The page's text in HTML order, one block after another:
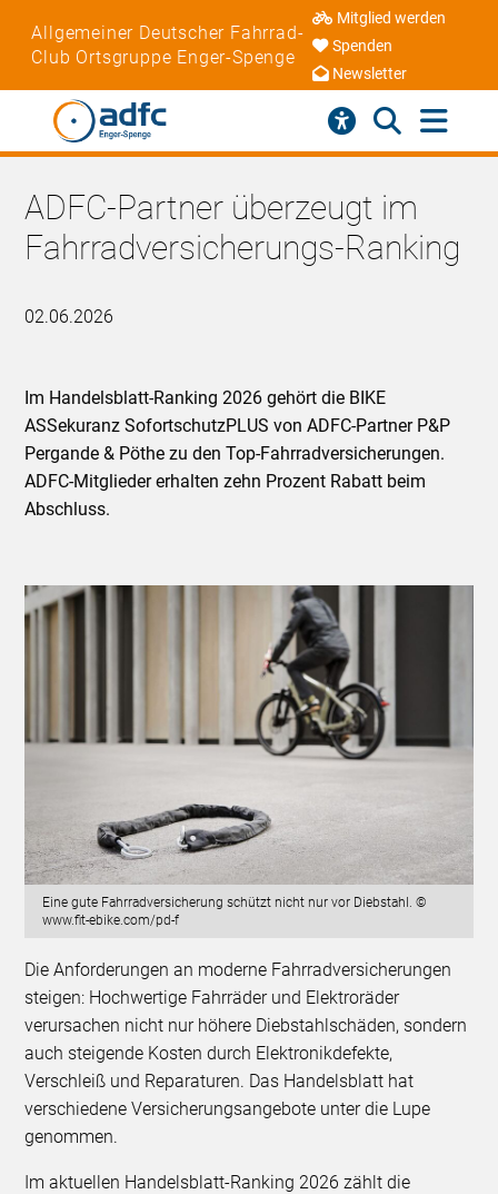
Allgemeiner Deutscher Fahrrad-
Club Ortsgruppe Enger-Spenge
Mitglied werden
Spenden
Newsletter
ADFC-Partner überzeugt im
Fahrradversicherungs-Ranking
02.06.2026
Im Handelsblatt-Ranking 2026 gehört die BIKE
ASSekuranz SofortschutzPLUS von ADFC-Partner P&P
Pergande & Pöthe zu den Top-Fahrradversicherungen.
ADFC-Mitglieder erhalten zehn Prozent Rabatt beim
Abschluss.
Eine gute Fahrradversicherung schützt nicht nur vor Diebstahl. ©
www.fit-ebike.com/pd-f
Die Anforderungen an moderne Fahrradversicherungen
steigen: Hochwertige Fahrräder und Elektroräder
verursachen nicht nur höhere Diebstahlschäden, sondern
auch steigende Kosten durch Elektronikdefekte,
Verschleiß und Reparaturen. Das Handelsblatt hat
verschiedene Versicherungsangebote unter die Lupe
genommen.
Im aktuellen Handelsblatt-Ranking 2026 zählt die